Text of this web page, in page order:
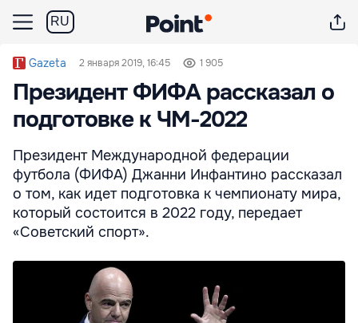
RU
Gazeta 2 января 2019, 16:45 1 905
Президент ФИФА рассказал о
подготовке к ЧМ-2022
Президент Международной федерации
футбола (ФИФА) Джанни Инфантино рассказал
о том, как идет подготовка к чемпионату мира,
который состоится в 2022 году, передает
«Советский спорт».